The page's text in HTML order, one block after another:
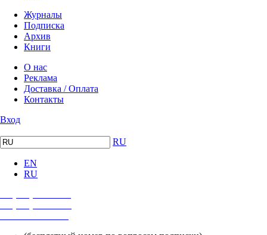
Журналы
Подписка
Архив
Книги
О нас
Реклама
Доставка / Оплата
Контакты
Вход
RU
EN
RU